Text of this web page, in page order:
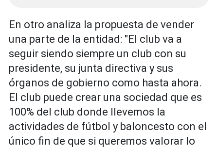
En otro analiza la propuesta de vender
una parte de la entidad: "El club va a
seguir siendo siempre un club con su
presidente, su junta directiva y sus
órganos de gobierno como hasta ahora.
El club puede crear una sociedad que es
100% del club donde llevemos la
actividades de fútbol y baloncesto con el
único fin de que si queremos valorar lo